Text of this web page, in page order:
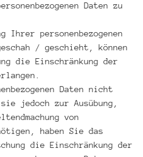
Daten zu
Ihrer personenbezogenen
/ geschieht, können
die Einschränkung der
Daten nicht
jedoch zur Ausübung,
von
haben Sie das
die Einschränkung der